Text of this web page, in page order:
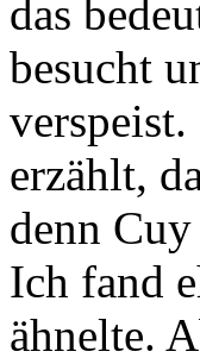
das
besucht
erzählt,
denn
Ich fand
ähnelte.